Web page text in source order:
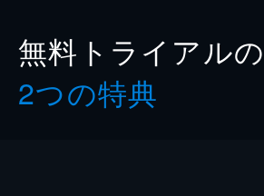
無料トライアルの
2つの特典